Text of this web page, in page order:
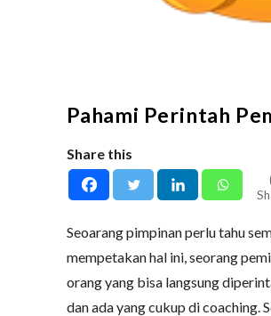
Pahami Perintah
Share this
Seoarang pimpinan perlu tahu
mempetakan hal ini, seorang
orang yang bisa langsung
dan ada yang cukup di coaching.